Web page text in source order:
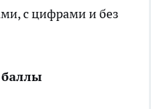
с цифрами и без